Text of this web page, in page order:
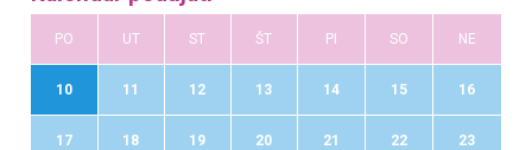
PO UT ST ŠT PI SO NE
10 11 12 13 14 15 16
17 18 19 20 21 22 23